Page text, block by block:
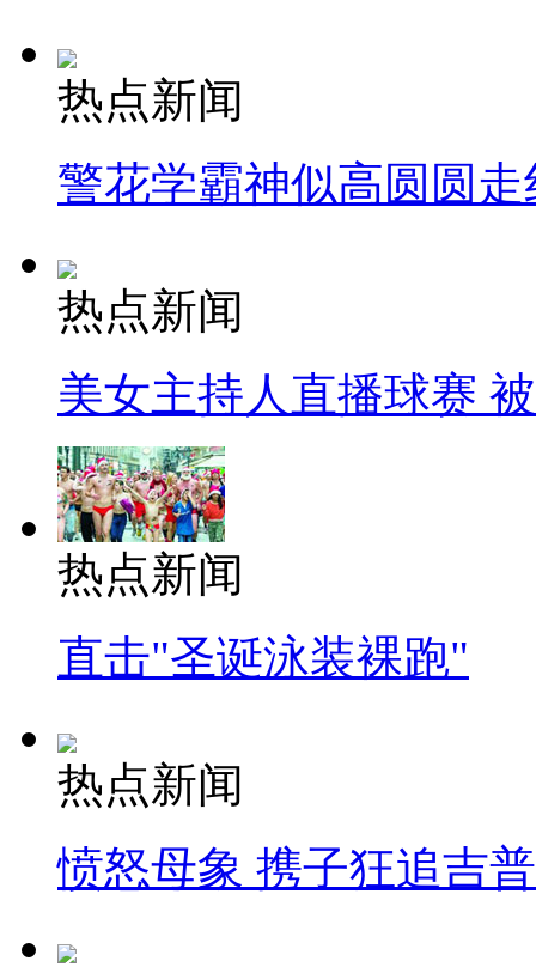
热点新闻
警花学霸神似高圆圆走
热点新闻
美女主持人直播球赛
热点新闻
直击"圣诞泳装裸跑"
热点新闻
愤怒母象 携子狂追吉